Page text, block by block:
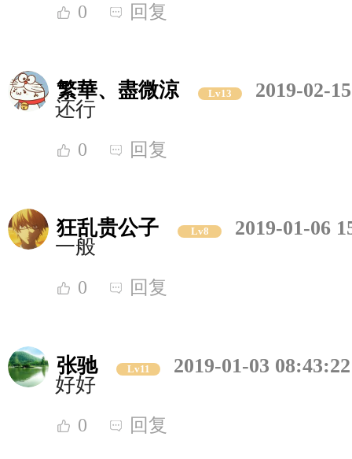
0 回复
繁華、盡微涼 Lv13
2019-02-
还行
0 回复
狂乱贵公子 Lv8
2019-01-06
一般
0 回复
张驰 Lv11
2019-01-03 08:43:22
好好
0 回复